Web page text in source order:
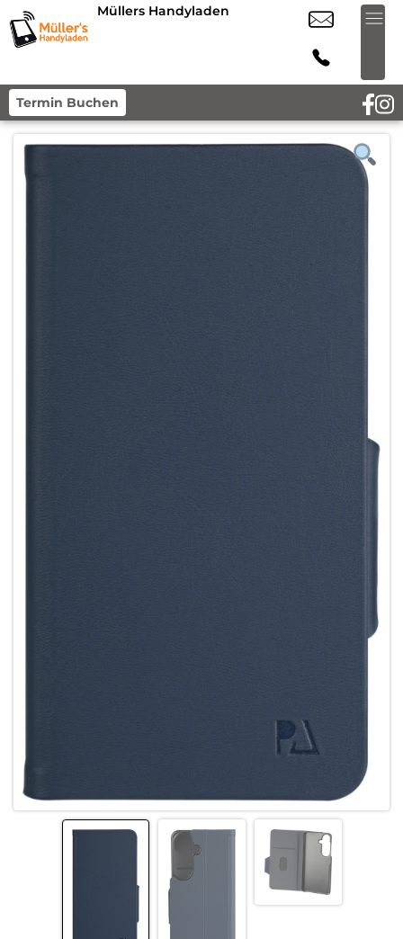
Müllers Handyladen
Termin Buchen